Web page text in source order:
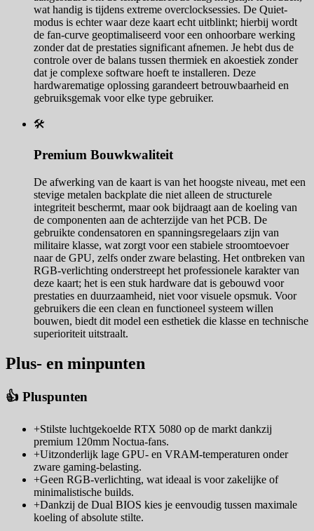
wat handig is tijdens extreme overclocksessies. De Quiet-
modus is echter waar deze kaart echt uitblinkt; hierbij wordt
de fan-curve geoptimaliseerd voor een onhoorbare werking
zonder dat de prestaties significant afnemen. Je hebt dus de
controle over de balans tussen thermiek en akoestiek zonder
dat je complexe software hoeft te installeren. Deze
hardwarematige oplossing garandeert betrouwbaarheid en
gebruiksgemak voor elke type gebruiker.
🛠️
Premium Bouwkwaliteit
De afwerking van de kaart is van het hoogste niveau, met een
stevige metalen backplate die niet alleen de structurele
integriteit beschermt, maar ook bijdraagt aan de koeling van
de componenten aan de achterzijde van het PCB. De
gebruikte condensatoren en spanningsregelaars zijn van
militaire klasse, wat zorgt voor een stabiele stroomtoevoer
naar de GPU, zelfs onder zware belasting. Het ontbreken van
RGB-verlichting onderstreept het professionele karakter van
deze kaart; het is een stuk hardware dat is gebouwd voor
prestaties en duurzaamheid, niet voor visuele opsmuk. Voor
gebruikers die een clean en functioneel systeem willen
bouwen, biedt dit model een esthetiek die klasse en technische
superioriteit uitstraalt.
Plus- en minpunten
👍 Pluspunten
+Stilste luchtgekoelde RTX 5080 op de markt dankzij
premium 120mm Noctua-fans.
+Uitzonderlijk lage GPU- en VRAM-temperaturen onder
zware gaming-belasting.
+Geen RGB-verlichting, wat ideaal is voor zakelijke of
minimalistische builds.
+Dankzij de Dual BIOS kies je eenvoudig tussen maximale
koeling of absolute stilte.